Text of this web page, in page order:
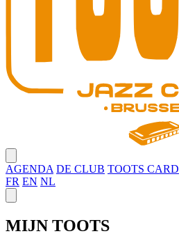
AGENDA DE CLUB TOOTS CARD
FR EN NL
MIJN TOOTS